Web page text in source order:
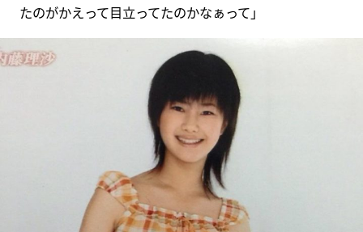
たのがかえって目立ってたのかなぁって」